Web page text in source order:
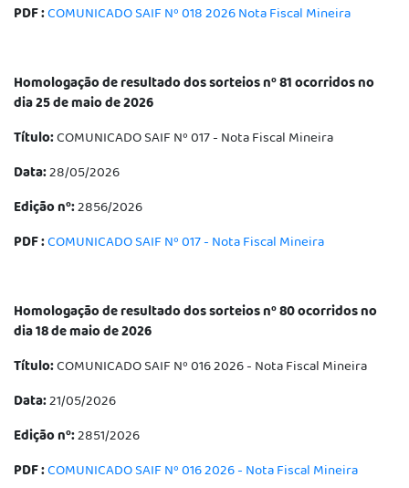
PDF :COMUNICADO SAIF Nº 018 2026 Nota Fiscal Mineira
Homologação de resultado dos sorteios nº 81 ocorridos no
dia 25 de maio de 2026
Título:COMUNICADO SAIF Nº 017 - Nota Fiscal Mineira
Data:28/05/2026
Edição nº:2856/2026
PDF :COMUNICADO SAIF Nº 017 - Nota Fiscal Mineira
Homologação de resultado dos sorteios nº 80 ocorridos no
dia 18 de maio de 2026
Título:COMUNICADO SAIF Nº 016 2026 - Nota Fiscal Mineira
Data:21/05/2026
Edição nº:2851/2026
PDF :COMUNICADO SAIF Nº 016 2026 - Nota Fiscal Mineira